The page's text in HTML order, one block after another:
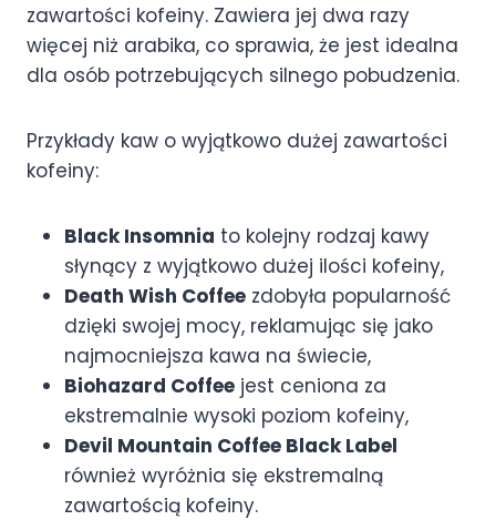
zawartości kofeiny. Zawiera jej dwa razy
więcej niż arabika, co sprawia, że jest idealna
dla osób potrzebujących silnego pobudzenia.
Przykłady kaw o wyjątkowo dużej zawartości
kofeiny:
Black Insomnia to kolejny rodzaj kawy
słynący z wyjątkowo dużej ilości kofeiny,
Death Wish Coffee zdobyła popularność
dzięki swojej mocy, reklamując się jako
najmocniejsza kawa na świecie,
Biohazard Coffee jest ceniona za
ekstremalnie wysoki poziom kofeiny,
Devil Mountain Coffee Black Label
również wyróżnia się ekstremalną
zawartością kofeiny.